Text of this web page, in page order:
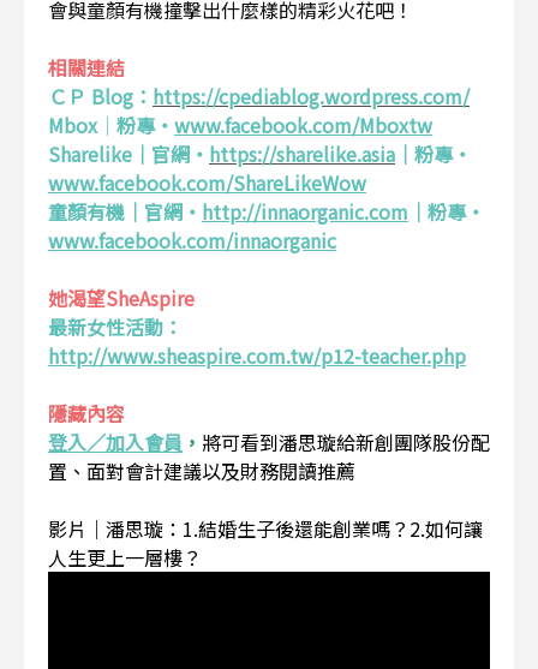
會與童顏有機撞擊出什麼樣的精彩火花吧！
相關連結
ＣＰ Blog： https://cpediablog.wordpress.com/
Mbox｜ 粉專・ www.facebook.com/Mboxtw
Sharelike｜官網・ https://sharelike.asia ｜粉專・
www.facebook.com/ShareLikeWow
童顏有機｜官網・ http://innaorganic.com ｜粉專・
www.facebook.com/innaorganic
她渴望SheAspire
最新女性活動：
http://www.sheaspire.com.tw/p12-teacher.php
隱藏內容
登入／加入會員 ， 將可看到潘思璇給新創團隊股份配
置、面對會計建議以及財務閱讀推薦
影片｜潘思璇：1.結婚生子後還能創業嗎？2.如何讓
人生更上一層樓？